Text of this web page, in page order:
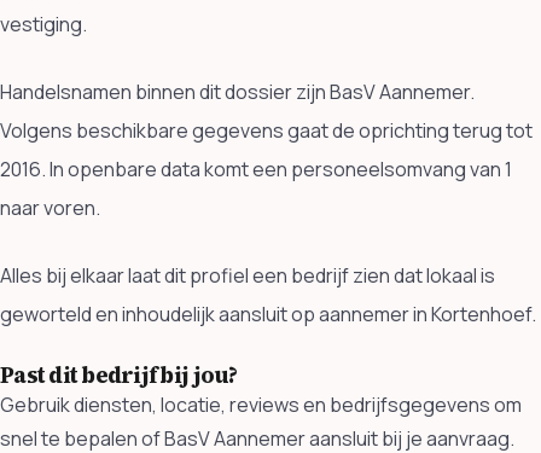
vestiging.
Handelsnamen binnen dit dossier zijn BasV Aannemer.
Volgens beschikbare gegevens gaat de oprichting terug tot
2016. In openbare data komt een personeelsomvang van 1
naar voren.
Alles bij elkaar laat dit profiel een bedrijf zien dat lokaal is
geworteld en inhoudelijk aansluit op aannemer in Kortenhoef.
Past dit bedrijf bij jou?
Gebruik diensten, locatie, reviews en bedrijfsgegevens om
snel te bepalen of BasV Aannemer aansluit bij je aanvraag.